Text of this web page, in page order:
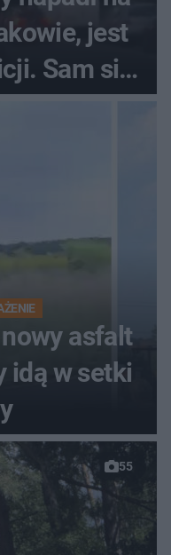
jest
Sam się
asfalt
idą w setki
55